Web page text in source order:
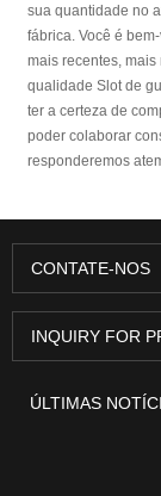
sua quantidade no
fábrica. Você é
mais recentes,
qualidade Slot de
ter a certeza de
poder colaborar
responderemos
CONTATE-NOS
INQUIRY FOR
ÚLTIMAS